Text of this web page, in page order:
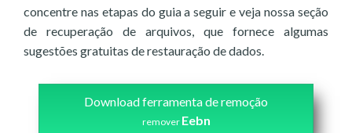
concentre nas etapas do guia a seguir e veja nossa seção
de recuperação de arquivos, que fornece algumas
sugestões gratuitas de restauração de dados.
Download ferramenta de remoção
remover Eebn